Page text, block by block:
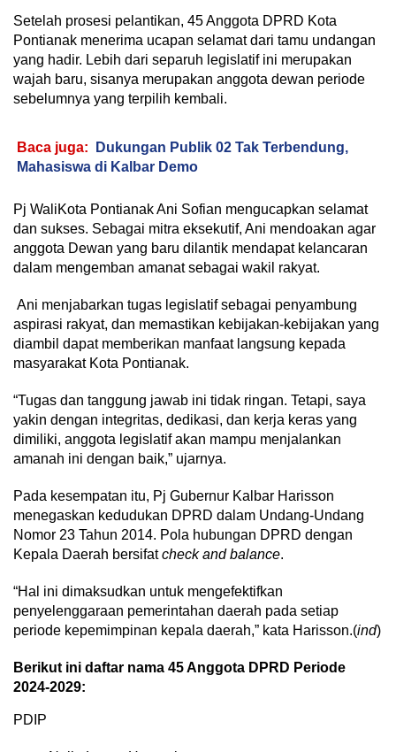
Setelah prosesi pelantikan, 45 Anggota DPRD Kota
Pontianak menerima ucapan selamat dari tamu undangan
yang hadir. Lebih dari separuh legislatif ini merupakan
wajah baru, sisanya merupakan anggota dewan periode
sebelumnya yang terpilih kembali.
Baca juga:
Dukungan Publik 02 Tak Terbendung,
Mahasiswa di Kalbar Demo
Pj WaliKota Pontianak Ani Sofian mengucapkan selamat
dan sukses. Sebagai mitra eksekutif, Ani mendoakan agar
anggota Dewan yang baru dilantik mendapat kelancaran
dalam mengemban amanat sebagai wakil rakyat.
Ani menjabarkan tugas legislatif sebagai penyambung
aspirasi rakyat, dan memastikan kebijakan-kebijakan yang
diambil dapat memberikan manfaat langsung kepada
masyarakat Kota Pontianak.
“Tugas dan tanggung jawab ini tidak ringan. Tetapi, saya
yakin dengan integritas, dedikasi, dan kerja keras yang
dimiliki, anggota legislatif akan mampu menjalankan
amanah ini dengan baik,” ujarnya.
Pada kesempatan itu, Pj Gubernur Kalbar Harisson
menegaskan kedudukan DPRD dalam Undang-Undang
Nomor 23 Tahun 2014. Pola hubungan DPRD dengan
Kepala Daerah bersifatcheck and balance.
“Hal ini dimaksudkan untuk mengefektifkan
penyelenggaraan pemerintahan daerah pada setiap
periode kepemimpinan kepala daerah,” kata Harisson.(ind)
Berikut ini daftar nama 45 Anggota DPRD Periode
2024-2029:
PDIP